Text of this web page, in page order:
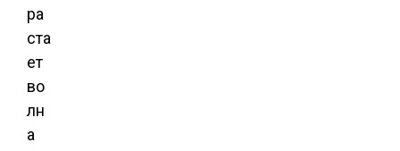
ра
ста
ет
во
лн
а